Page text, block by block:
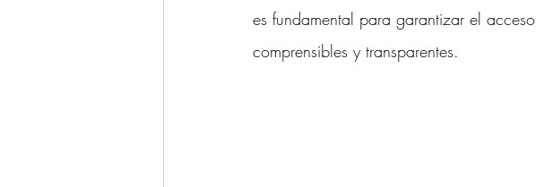
es fundamental para garantizar el
comprensibles y transparentes.